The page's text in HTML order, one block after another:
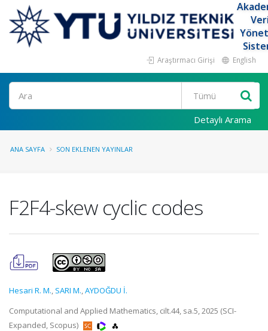
Araştırmacı Girişi English
Ara
Detaylı Arama
ANA SAYFA SON EKLENEN YAYINLAR
F2F4-skew cyclic codes
Hesari R. M., SARI M.,AYDOĞDU İ.
Computational and Applied Mathematics, cilt.44, sa.5, 2025 (SCI-
Expanded, Scopus)